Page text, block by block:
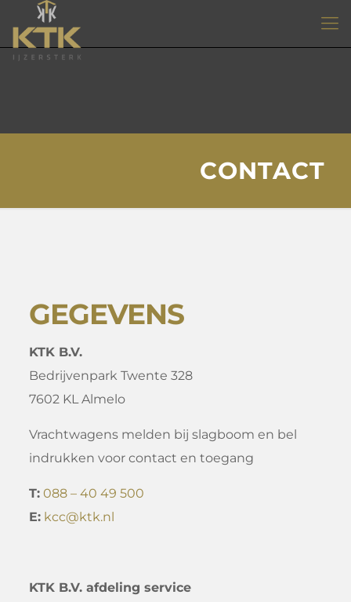
CONTACT
GEGEVENS
KTK B.V.
Bedrijvenpark Twente 328
7602 KL Almelo
Vrachtwagens melden bij slagboom en bel
indrukken voor contact en toegang
T: 088 – 40 49 500
E: kcc@ktk.nl
KTK B.V. afdeling service